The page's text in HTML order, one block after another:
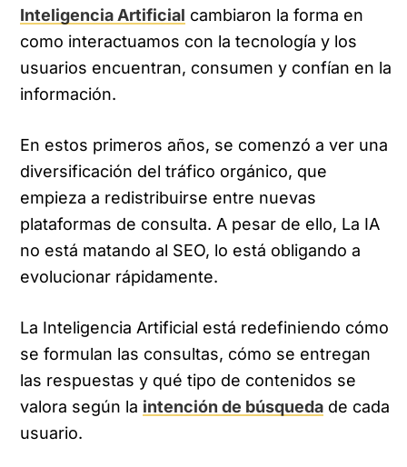
Inteligencia Artificial cambiaron la forma en
como interactuamos con la tecnología y los
usuarios encuentran, consumen y confían en la
información.
En estos primeros años, se comenzó a ver una
diversificación del tráfico orgánico, que
empieza a redistribuirse entre nuevas
plataformas de consulta. A pesar de ello, La IA
no está matando al SEO, lo está obligando a
evolucionar rápidamente.
La Inteligencia Artificial está redefiniendo cómo
se formulan las consultas, cómo se entregan
las respuestas y qué tipo de contenidos se
valora según la intención de búsqueda de cada
usuario.